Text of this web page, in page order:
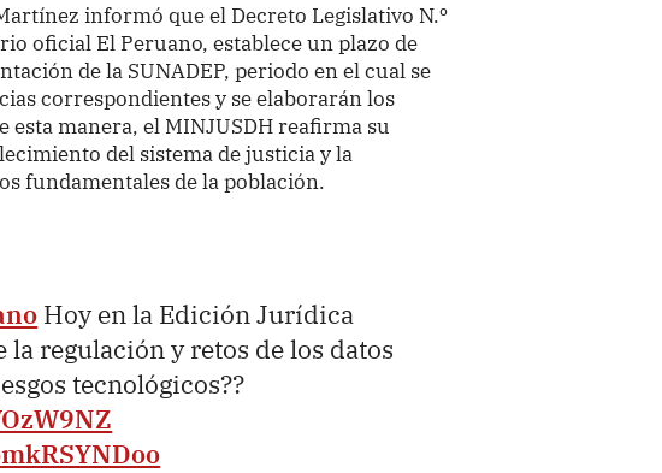
informó que el Decreto Legislativo N.º
oficial El Peruano, establece un plazo de
de la SUNADEP, periodo en el cual se
correspondientes y se elaborarán los
esta manera, el MINJUSDH reafirma su
del sistema de justicia y la
fundamentales de la población.
Hoy en la Edición Jurídica
la regulación y retos de los datos
tecnológicos??